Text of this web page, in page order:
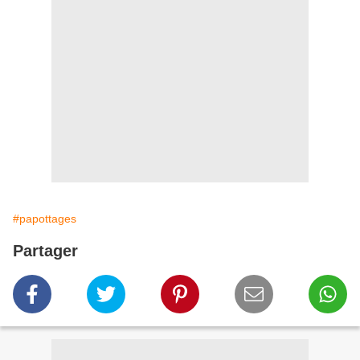
#papottages
Partager